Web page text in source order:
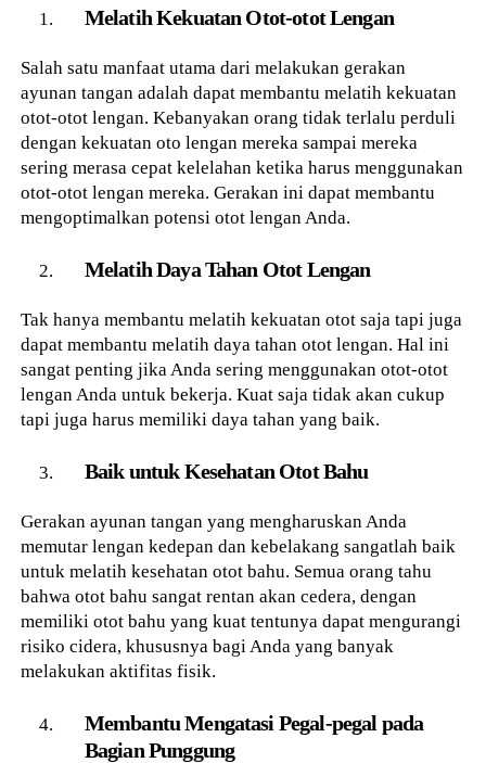
Melatih Kekuatan Otot-otot Lengan
Salah satu manfaat utama dari melakukan gerakan
ayunan tangan adalah dapat membantu melatih kekuatan
otot-otot lengan. Kebanyakan orang tidak terlalu perduli
dengan kekuatan oto lengan mereka sampai mereka
sering merasa cepat kelelahan ketika harus menggunakan
otot-otot lengan mereka. Gerakan ini dapat membantu
mengoptimalkan potensi otot lengan Anda.
Melatih Daya Tahan Otot Lengan
Tak hanya membantu melatih kekuatan otot saja tapi juga
dapat membantu melatih daya tahan otot lengan. Hal ini
sangat penting jika Anda sering menggunakan otot-otot
lengan Anda untuk bekerja. Kuat saja tidak akan cukup
tapi juga harus memiliki daya tahan yang baik.
Baik untuk Kesehatan Otot Bahu
Gerakan ayunan tangan yang mengharuskan Anda
memutar lengan kedepan dan kebelakang sangatlah baik
untuk melatih kesehatan otot bahu. Semua orang tahu
bahwa otot bahu sangat rentan akan cedera, dengan
memiliki otot bahu yang kuat tentunya dapat mengurangi
risiko cidera, khususnya bagi Anda yang banyak
melakukan aktifitas fisik.
Membantu Mengatasi Pegal-pegal pada
Bagian Punggung